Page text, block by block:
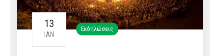
13
ΙΑΝ
Εκδηλώσεις